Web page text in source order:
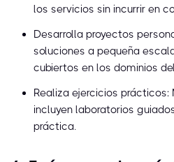
los servicios sin incurrir en
Desarrolla proyectos
soluciones a pequeña
cubiertos en los dominios
Realiza ejercicios prácticos:
incluyen laboratorios
práctica.